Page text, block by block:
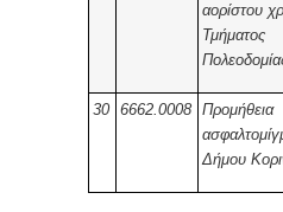
αορίστου
Τμήματος
30 6662.0008
Προμήθεια
Δήμου